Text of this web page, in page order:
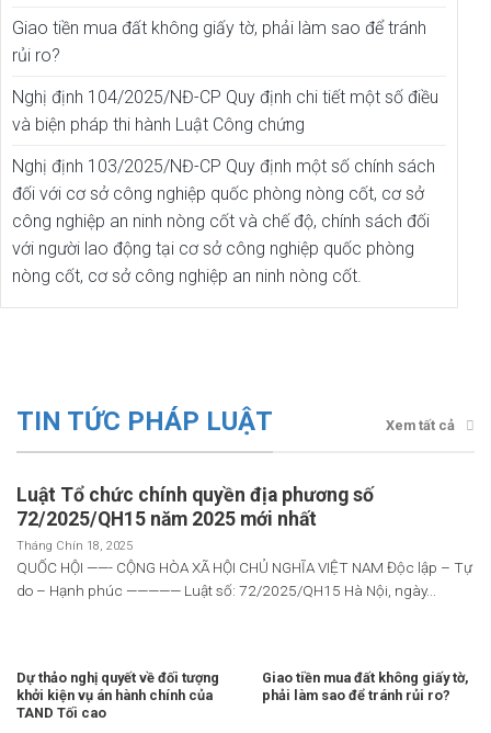
Giao tiền mua đất không giấy tờ, phải làm sao để tránh
rủi ro?
Nghị định 104/2025/NĐ-CP Quy định chi tiết một số điều
và biện pháp thi hành Luật Công chứng
Nghị định 103/2025/NĐ-CP Quy định một số chính sách
đối với cơ sở công nghiệp quốc phòng nòng cốt, cơ sở
công nghiệp an ninh nòng cốt và chế độ, chính sách đối
với người lao động tại cơ sở công nghiệp quốc phòng
nòng cốt, cơ sở công nghiệp an ninh nòng cốt.
TIN TỨC PHÁP LUẬT Xem tất cả
Luật Tổ chức chính quyền địa phương số
72/2025/QH15 năm 2025 mới nhất
Tháng Chín 18, 2025
QUỐC HỘI ——- CỘNG HÒA XÃ HỘI CHỦ NGHĨA VIỆT NAM Độc lập – Tự
do – Hạnh phúc ————— Luật số: 72/2025/QH15 Hà Nội, ngày...
Dự thảo nghị quyết về đối tượng
khởi kiện vụ án hành chính của
TAND Tối cao
Giao tiền mua đất không giấy tờ,
phải làm sao để tránh rủi ro?